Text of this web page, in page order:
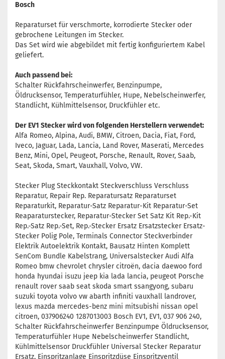
Bosch
Reparaturset für verschmorte, korrodierte Stecker oder
gebrochene Leitungen im Stecker.
Das Set wird wie abgebildet mit fertig konfiguriertem Kabel
geliefert.
Auch passend bei:
Schalter Rückfahrscheinwerfer, Benzinpumpe,
Öldrucksensor, Temperaturfühler, Hupe, Nebelscheinwerfer,
Standlicht, Kühlmittelsensor, Druckfühler etc.
Der EV1 Stecker wird von folgenden Herstellern verwendet:
Alfa Romeo, Alpina, Audi, BMW, Citroen, Dacia, Fiat, Ford,
Iveco, Jaguar, Lada, Lancia, Land Rover, Maserati, Mercedes
Benz, Mini, Opel, Peugeot, Porsche, Renault, Rover, Saab,
Seat, Skoda, Smart, Vauxhall, Volvo, VW.
Stecker Plug Steckkontakt Steckverschluss Verschluss
Reparatur, Repair Rep. Reparatursatz Reparaturset
Reparaturkit, Reparatur-Satz Reparatur-Kit Reparatur-Set
Reaparaturstecker, Reparatur-Stecker Set Satz Kit Rep.-Kit
Rep.-Satz Rep.-Set, Rep.-Stecker Ersatz Ersatzstecker Ersatz-
Stecker Polig Pole, Terminals Connector Steckverbinder
Elektrik Autoelektrik Kontakt, Bausatz Hinten Komplett
SenCom Bundle Kabelstrang, Universalstecker Audi Alfa
Romeo bmw chevrolet chrysler citroën, dacia daewoo ford
honda hyundai isuzu jeep kia lada lancia, peugeot Porsche
renault rover saab seat skoda smart ssangyong, subaru
suzuki toyota volvo vw abarth infiniti vauxhall landrover,
lexus mazda mercedes-benz mini mitsubishi nissan opel
citroen, 037906240 1287013003 Bosch EV1, EV1, 037 906 240,
Schalter Rückfahrscheinwerfer Benzinpumpe Öldrucksensor,
Temperaturfühler Hupe Nebelscheinwerfer Standlicht,
Kühlmittelsensor Druckfühler Universal Stecker Reparatur
Ersatz, Einspritzanlage Einspritzdüse Einspritzventil